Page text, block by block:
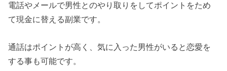
電話やメールで男性とのやり取りをしてポイントをため
て現金に替える副業です。
通話はポイントが高く、気に入った男性がいると恋愛を
する事も可能です。